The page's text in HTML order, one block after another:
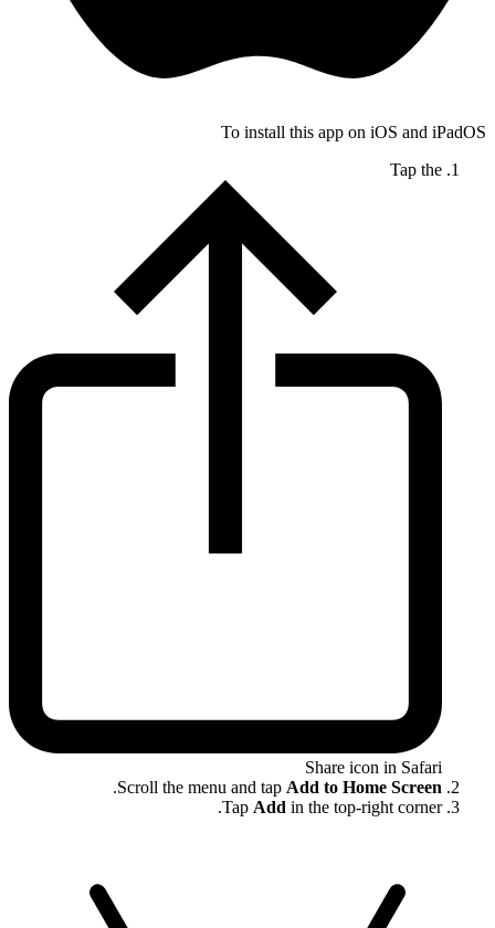
To install this app on iOS and iPadOS
Tap the
Share icon in Safari
Scroll the menu and tap Add to Home Screen
.
Tap Add in the top-right corner.